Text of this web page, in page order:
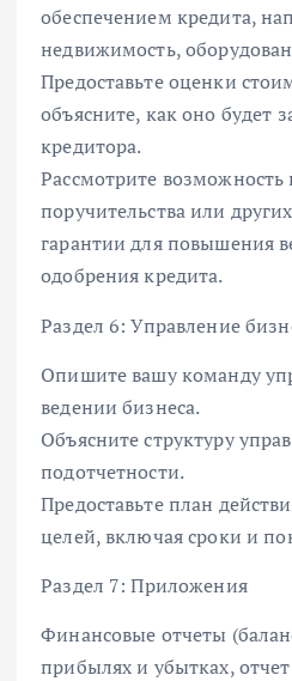
обеспечением кредита,
недвижимость,
Предоставьте оценки
объясните, как оно будет
кредитора.
Рассмотрите возможность
поручительства или
гарантии для повышения
одобрения кредита.
Раздел 6: Управление
Опишите вашу команду
ведении бизнеса.
Объясните структуру
подотчетности.
Предоставьте план
целей, включая сроки и
Раздел 7: Приложения
Финансовые отчеты
прибылях и убытках,